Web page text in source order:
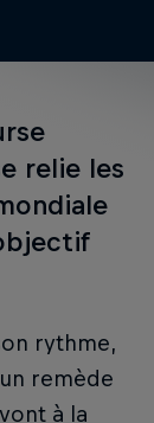
relie les
rythme,
remède
à la